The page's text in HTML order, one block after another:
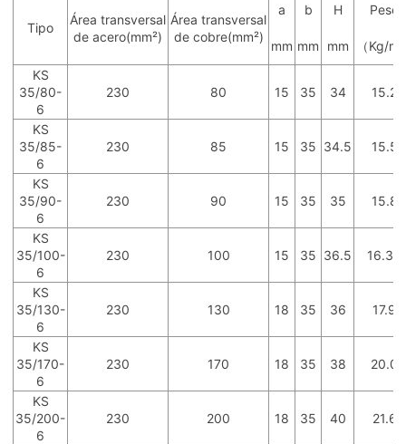
Tipo
Área transversal
de acero(mm²)
Área transversal
de cobre(mm²)
a
mm
b
mm
H
mm
Peso
（Kg/m
KS
35/80-
6
230 80 15 35 34 15.2
KS
35/85-
6
230 85 15 35 34.5 15.5
KS
35/90-
6
230 90 15 35 35 15.8
KS
35/100-
6
230 100 15 35 36.5 16.34
KS
35/130-
6
230 130 18 35 36 17.9
KS
35/170-
6
230 170 18 35 38 20.0
KS
35/200-
6
230 200 18 35 40 21.6